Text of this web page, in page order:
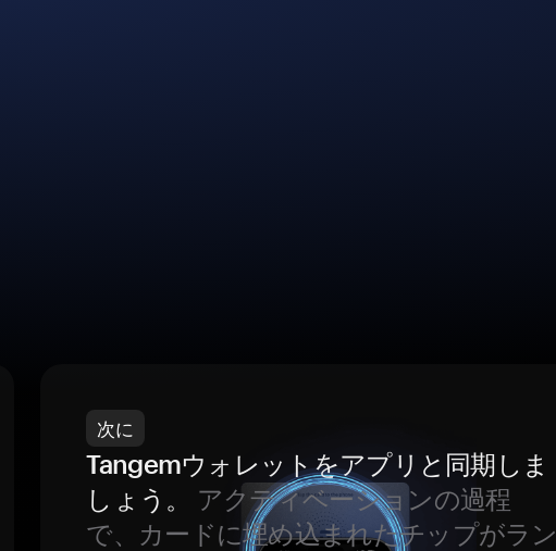
次に
Tangemウォレットをアプリと同期しま
しょう。
アクティベーションの過程
で、カードに埋め込まれたチップがラン